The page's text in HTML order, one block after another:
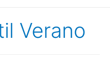
Verano